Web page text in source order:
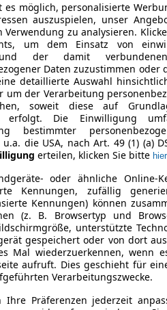
es möglich, personalisierte
auszuspielen, unser
Verwendung zu analysieren.
um dem Einsatz von
der damit
Daten zuzustimmen oder
detaillierte Auswahl
um der Verarbeitung
soweit diese auf
erfolgt. Die Einwilligung
bestimmter
die USA, nach Art. 49 (1) (a)
erteilen, klicken Sie bitte hier
oder ähnliche Online-
Kennungen, zufällig
Kennungen) können
(z. B. Browsertyp und
unterstützte
gespeichert oder von dort
Mal wiederzuerkennen, wenn
aufruft. Dies geschieht für
Verarbeitungszwecke.
Ihre Präferenzen jederzeit